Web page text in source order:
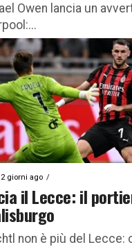
Owen lancia un
2 giorni ago
il Lecce: il
non è più del Lecce: